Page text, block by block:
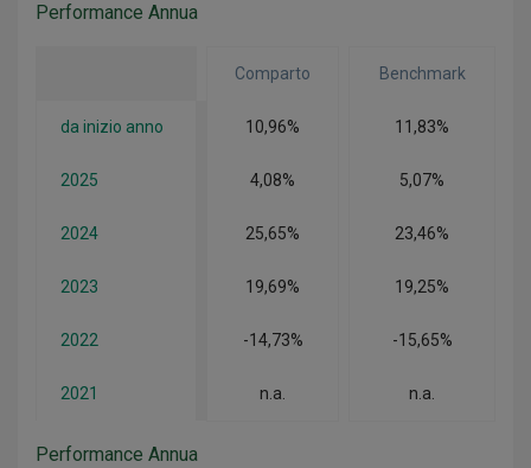
Performance Annua
Comparto Benchmark
da inizio anno 10,96% 11,83%
2025 4,08% 5,07%
2024 25,65% 23,46%
2023 19,69% 19,25%
2022 -14,73% -15,65%
2021 n.a. n.a.
Performance Annua